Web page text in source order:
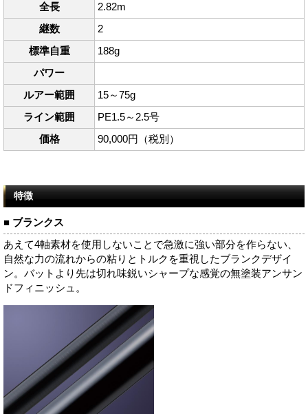
全長
2.82m
継数
2
標準自重
188g
パワー
ルアー範囲
15～75g
ライン範囲
PE1.5～2.5号
価格
90,000円（税別）
特徴
■ ブランクス
あえて4軸素材を使用しないことで急激に強い部分を作らない、
自然な力の流れからの粘りとトルクを重視したブランクデザイ
ン。バットより先は切れ味鋭いシャープな感覚の無塗装アンサン
ドフィニッシュ。